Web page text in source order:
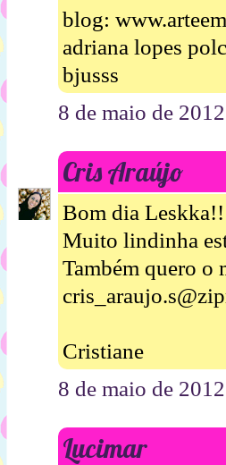
blog:
adriana lopes
bjusss
8 de maio de
Cris Araújo
Bom dia
Muito lindinha
Também quero o
Cristiane
8 de maio de
Lucimar